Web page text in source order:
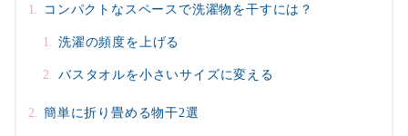
コンパクトなスペースで洗濯物を干すには？
洗濯の頻度を上げる
バスタオルを小さいサイズに変える
簡単に折り畳める物干2選